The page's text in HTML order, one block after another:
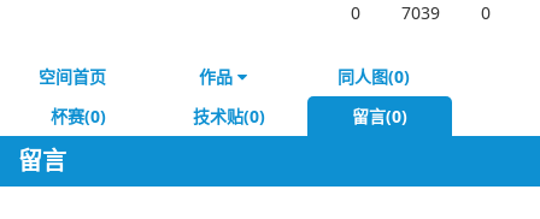
0
7039
0
空间首页 作品
同人图(0)
杯赛(0)
技术贴(0) 留言(0)
留言